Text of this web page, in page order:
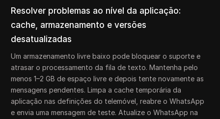
Resolver problemas ao nível da aplicação:
cache, armazenamento e versões
desatualizadas
Um armazenamento livre baixo pode bloquear o suporte e
atrasar o processamento da fila de texto. Mantenha pelo
menos 1–2 GB de espaço livre e depois tente novamente as
mensagens pendentes. Limpa a cache temporária da
aplicação nas definições do telemóvel, reabre o WhatsApp
e envia uma mensagem de teste. Atualize o WhatsApp na